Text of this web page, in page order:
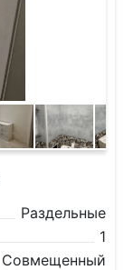
Раздельные
1
Совмещенный